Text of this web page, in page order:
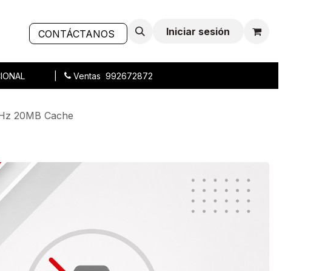
CONTÁCTANOS Iniciar sesión
| Ventas 992672872
20MB Cache